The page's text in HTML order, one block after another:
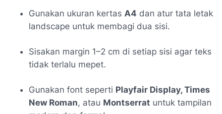
Gunakan ukuran kertas A4 dan atur tata letak
landscape untuk membagi dua sisi.
Sisakan margin 1–2 cm di setiap sisi agar teks
tidak terlalu mepet.
Gunakan font seperti Playfair Display, Times
New Roman, atau Montserrat untuk tampilan